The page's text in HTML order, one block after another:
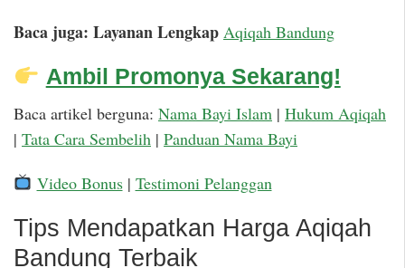
Baca juga: Layanan Lengkap Aqiqah Bandung
Ambil Promonya Sekarang!
Baca artikel berguna: Nama Bayi Islam | Hukum Aqiqah
| Tata Cara Sembelih | Panduan Nama Bayi
Video Bonus| Testimoni Pelanggan
Tips Mendapatkan Harga Aqiqah
Bandung Terbaik